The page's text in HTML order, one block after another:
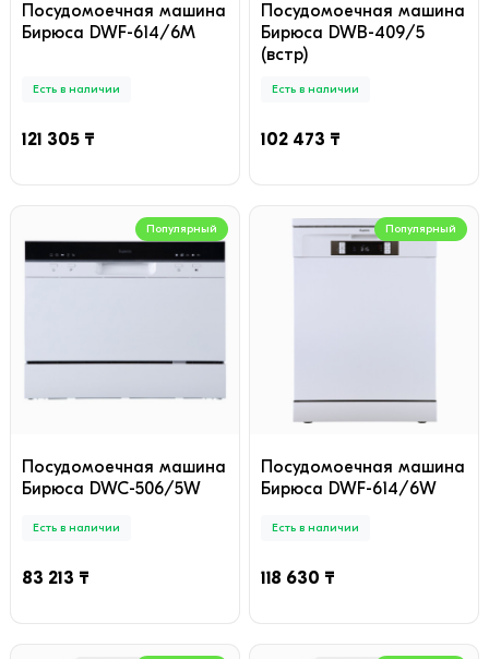
Посудомоечная машина
Бирюса DWF-614/6M
Есть в наличии
121 305 ₸
Посудомоечная машина
Бирюса DWB-409/5
(встр)
Есть в наличии
102 473 ₸
Популярный
Посудомоечная машина
Бирюса DWC-506/5W
Есть в наличии
83 213 ₸
Популярный
Посудомоечная машина
Бирюса DWF-614/6W
Есть в наличии
118 630 ₸